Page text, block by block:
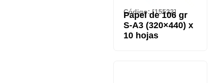
Código: [15522]
Papel de 106 gr
S-A3 (320×440) x
10 hojas